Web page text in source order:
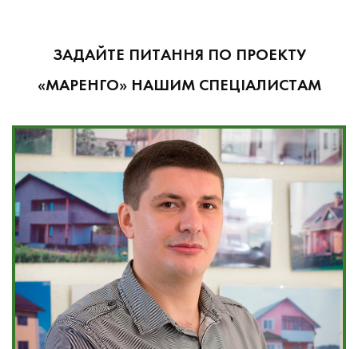
ЗАДАЙТЕ ПИТАННЯ ПО ПРОЕКТУ
«МАРЕНГО» НАШИМ СПЕЦІАЛИСТАМ